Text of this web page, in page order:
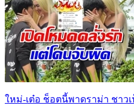
ใหม่-เต๋อ ช็อตนี้พาดราม่า ชาวเ